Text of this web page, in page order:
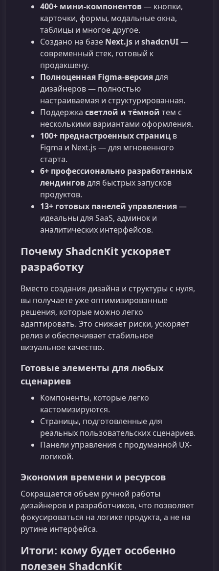
400+ мини-компонентов— кнопки,
карточки, формы, модальные окна,
таблицы и многое другое.
Создано на базе Next.js и shadcnUI—
современный стек, готовый к
продакшену.
Полноценная Figma-версиядля
дизайнеров — полностью
настраиваемая и структурированная.
Поддержка светлой и тёмной тем с
несколькими вариантами оформления.
100+ преднастроенных страниц в
Figma и Next.js — для мгновенного
старта.
6+ профессионально разработанных
лендинговдля быстрых запусков
продуктов.
13+ готовых панелей управления—
идеальны для SaaS, админок и
аналитических интерфейсов.
Почему ShadcnKit ускоряет
разработку
Вместо создания дизайна и структуры с нуля,
вы получаете уже оптимизированные
решения, которые можно легко
адаптировать. Это снижает риски, ускоряет
релиз и обеспечивает стабильное
визуальное качество.
Готовые элементы для любых
сценариев
Компоненты, которые легко
кастомизируются.
Страницы, подготовленные для
реальных пользовательских сценариев.
Панели управления с продуманной UX-
логикой.
Экономия времени и ресурсов
Сокращается объём ручной работы
дизайнеров и разработчиков, что позволяет
фокусироваться на логике продукта, а не на
рутине интерфейса.
Итоги: кому будет особенно
полезен ShadcnKit